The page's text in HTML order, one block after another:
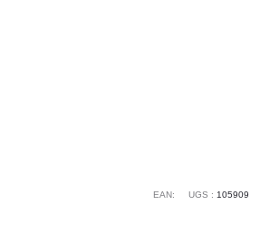
CARHARTT
EAN: UGS : 105909